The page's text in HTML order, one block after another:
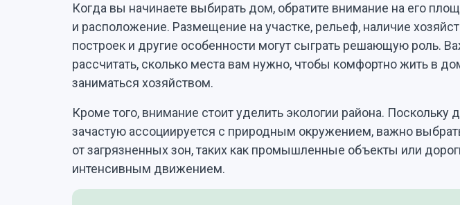
Когда вы начинаете выбирать дом, обратите внимание на его
и расположение. Размещение на участке, рельеф, наличие
построек и другие особенности могут сыграть решающую роль.
рассчитать, сколько места вам нужно, чтобы комфортно жить в
заниматься хозяйством.
Кроме того, внимание стоит уделить экологии района. Поскольку
зачастую ассоциируется с природным окружением, важно
от загрязненных зон, таких как промышленные объекты или
интенсивным движением.